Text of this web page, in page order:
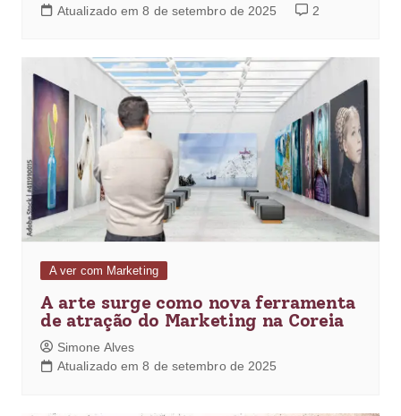
Atualizado em 8 de setembro de 2025
2
A ver com Marketing
A arte surge como nova ferramenta
de atração do Marketing na Coreia
Simone Alves
Atualizado em 8 de setembro de 2025